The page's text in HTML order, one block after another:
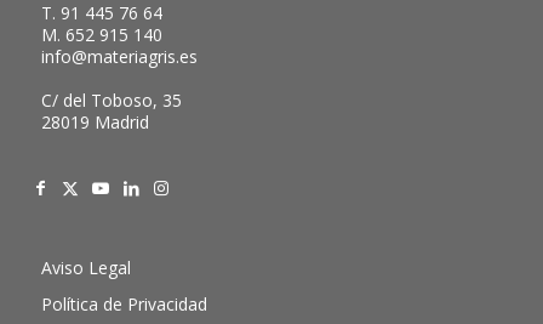
T. 91 445 76 64
M. 652 915 140
info@materiagris.es
C/ del Toboso, 35
28019 Madrid
Aviso Legal
Política de Privacidad